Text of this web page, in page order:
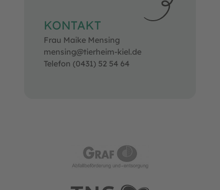
KONTAKT
Frau Maike Mensing
mensing@tierheim-kiel.de
Telefon (0431) 52 54 64